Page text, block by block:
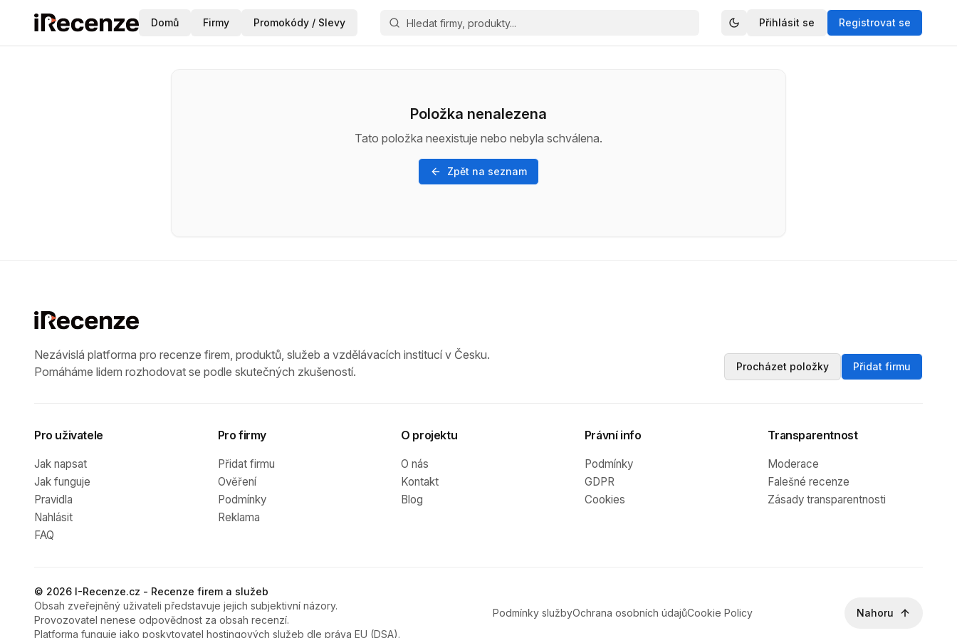
Domů Firmy Promokódy / Slevy Přihlásit se Registrovat se
Položka nenalezena
Tato položka neexistuje nebo nebyla schválena.
Zpět na seznam
Nezávislá platforma pro recenze firem, produktů, služeb a vzdělávacích institucí v Česku.
Pomáháme lidem rozhodovat se podle skutečných zkušeností.
Procházet položky Přidat firmu
Pro uživatele
Jak napsat
Jak funguje
Pravidla
Nahlásit
FAQ
Pro firmy
Přidat firmu
Ověření
Podmínky
Reklama
O projektu
O nás
Kontakt
Blog
Právní info
Podmínky
GDPR
Cookies
Transparentnost
Moderace
Falešné recenze
Zásady transparentnosti
© 2026 I-Recenze.cz - Recenze firem a služeb
Obsah zveřejněný uživateli představuje jejich subjektivní názory.
Provozovatel nenese odpovědnost za obsah recenzí.
Platforma funguje jako poskytovatel hostingových služeb dle práva EU (DSA).
Podmínky službyOchrana osobních údajůCookie Policy Nahoru